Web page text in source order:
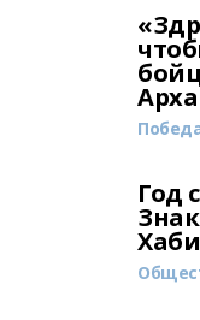
Год